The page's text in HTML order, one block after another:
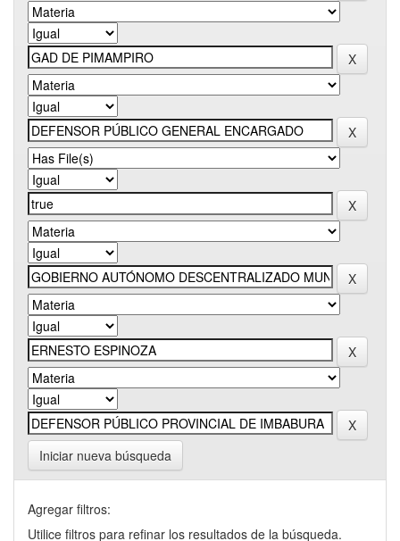
Iniciar nueva búsqueda
Agregar filtros:
Utilice filtros para refinar los resultados de la búsqueda.